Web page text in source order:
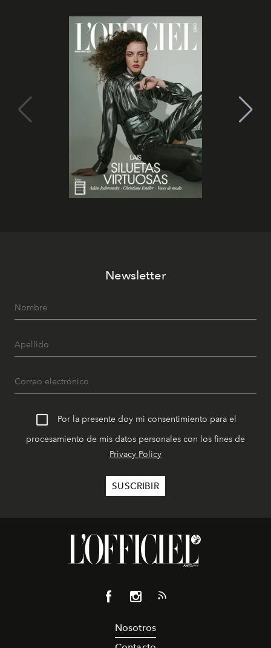
Newsletter
Por la presente doy mi consentimiento para el
procesamiento de mis datos personales con los fines de
Privacy Policy
Nosotros